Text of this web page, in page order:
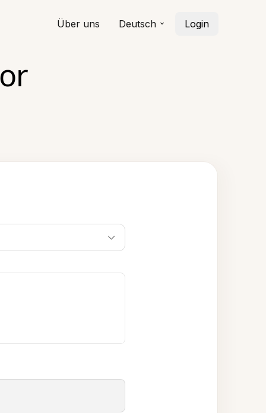
Über uns Deutsch Login